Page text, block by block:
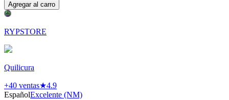
Agregar al carro
RYPSTORE
Quilicura
+40 ventas★4.9
EspañolExcelente (NM)